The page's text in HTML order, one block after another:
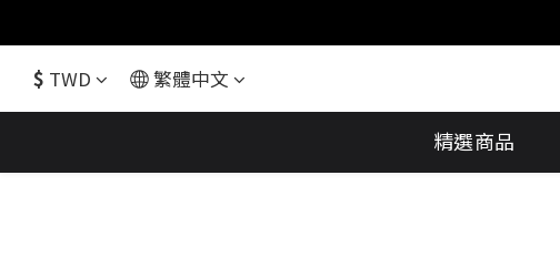
$ TWD 繁體中文
精選商品